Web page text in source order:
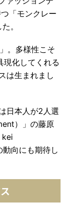
「モンクレー
。
」。多様性こそ
現化してくれる
は生まれまし
日本人が2人選
） 」の藤原
kei
向にも期待し